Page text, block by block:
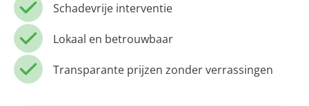
Schadevrije interventie
Lokaal en betrouwbaar
Transparante prijzen zonder verrassingen